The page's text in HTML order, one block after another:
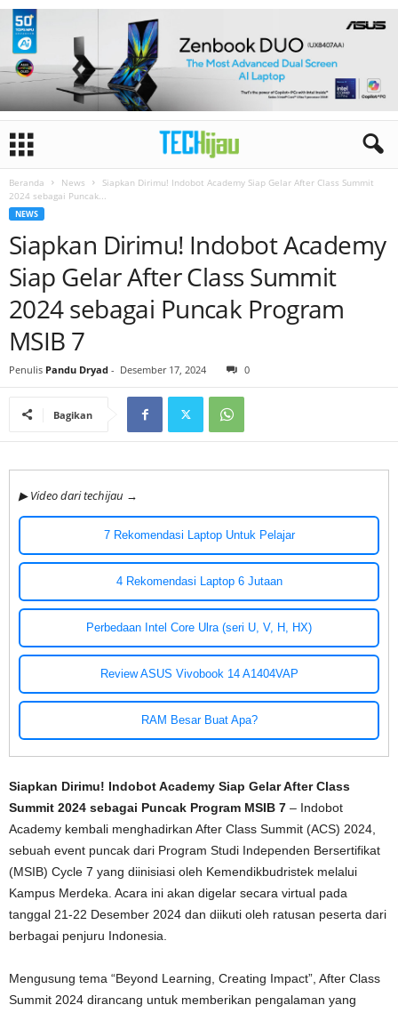
Beranda News
Siapkan Dirimu! Indobot Academy Siap Gelar After Class Summit
2024 sebagai Puncak...
NEWS
Siapkan Dirimu! Indobot Academy
Siap Gelar After Class Summit
2024 sebagai Puncak Program
MSIB 7
Penulis Pandu Dryad - Desember 17, 2024 0
Bagikan
▶ Video dari techijau →
7 Rekomendasi Laptop Untuk Pelajar
4 Rekomendasi Laptop 6 Jutaan
Perbedaan Intel Core Ulra (seri U, V, H, HX)
Review ASUS Vivobook 14 A1404VAP
RAM Besar Buat Apa?
Siapkan Dirimu! Indobot Academy Siap Gelar After Class
Summit 2024 sebagai Puncak Program MSIB 7 – Indobot
Academy kembali menghadirkan After Class Summit (ACS) 2024,
sebuah event puncak dari Program Studi Independen Bersertifikat
(MSIB) Cycle 7 yang diinisiasi oleh Kemendikbudristek melalui
Kampus Merdeka. Acara ini akan digelar secara virtual pada
tanggal 21-22 Desember 2024 dan diikuti oleh ratusan peserta dari
berbagai penjuru Indonesia.
Mengusung tema “Beyond Learning, Creating Impact”, After Class
Summit 2024 dirancang untuk memberikan pengalaman yang